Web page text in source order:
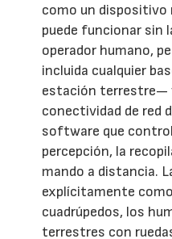
como un
puede funcionar sin
operador humano,
incluida cualquier
estación terrestre—
conectividad de red
software que
percepción, la
mando a distancia.
explícitamente
cuadrúpedos, los
terrestres con